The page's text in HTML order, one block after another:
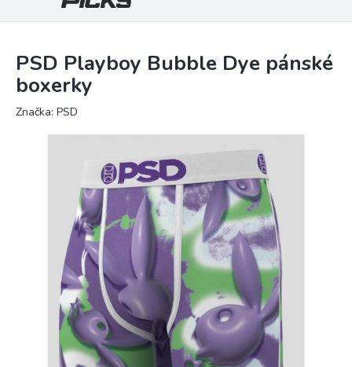
PSD Playboy Bubble Dye pánské
boxerky
Značka: PSD